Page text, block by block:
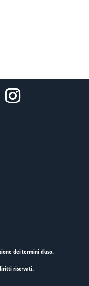
deitermini d’uso.
riservati.